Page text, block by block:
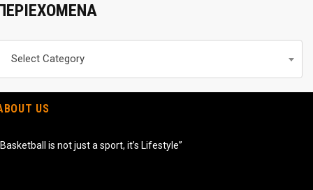
Select Category
US
is not just a sport, it’s Lifestyle”